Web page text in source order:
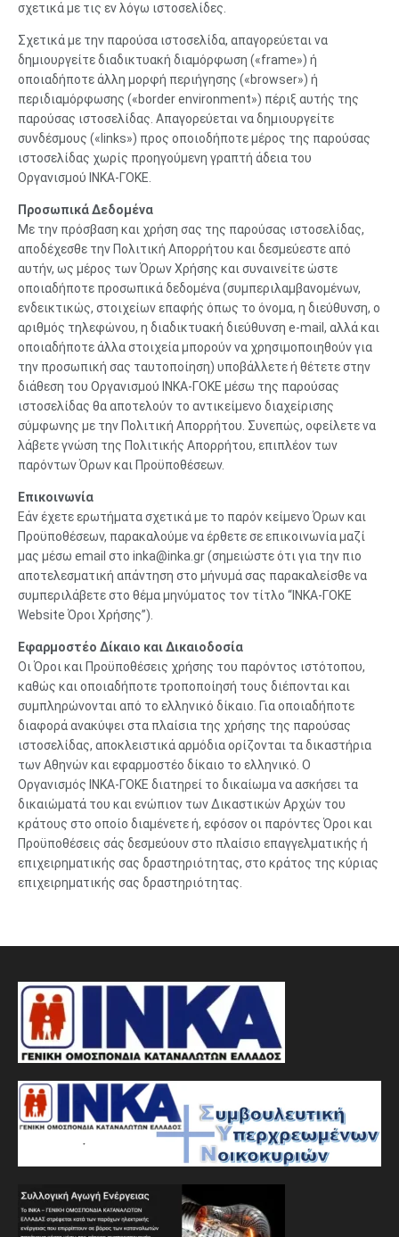
σχετικά με τις εν λόγω ιστοσελίδες.
Σχετικά με την παρούσα ιστοσελίδα, απαγορεύεται να
δημιουργείτε διαδικτυακή διαμόρφωση («frame») ή
οποιαδήποτε άλλη μορφή περιήγησης («browser») ή
περιδιαμόρφωσης («border environment») πέριξ αυτής της
παρούσας ιστοσελίδας. Απαγορεύεται να δημιουργείτε
συνδέσμους («links») προς οποιοδήποτε μέρος της παρούσας
ιστοσελίδας χωρίς προηγούμενη γραπτή άδεια του
Οργανισμού ΙΝΚΑ-ΓΟΚΕ.
Προσωπικά Δεδομένα
Με την πρόσβαση και χρήση σας της παρούσας ιστοσελίδας,
αποδέχεσθε την Πολιτική Απορρήτου και δεσμεύεστε από
αυτήν, ως μέρος των Όρων Χρήσης και συναινείτε ώστε
οποιαδήποτε προσωπικά δεδομένα (συμπεριλαμβανομένων,
ενδεικτικώς, στοιχείων επαφής όπως το όνομα, η διεύθυνση, ο
αριθμός τηλεφώνου, η διαδικτυακή διεύθυνση e-mail, αλλά και
οποιαδήποτε άλλα στοιχεία μπορούν να χρησιμοποιηθούν για
την προσωπική σας ταυτοποίηση) υποβάλλετε ή θέτετε στην
διάθεση του Οργανισμού ΙΝΚΑ-ΓΟΚΕ μέσω της παρούσας
ιστοσελίδας θα αποτελούν το αντικείμενο διαχείρισης
σύμφωνης με την Πολιτική Απορρήτου. Συνεπώς, οφείλετε να
λάβετε γνώση της Πολιτικής Απορρήτου, επιπλέον των
παρόντων Όρων και Προϋποθέσεων.
Επικοινωνία
Εάν έχετε ερωτήματα σχετικά με το παρόν κείμενο Όρων και
Προϋποθέσεων, παρακαλούμε να έρθετε σε επικοινωνία μαζί
μας μέσω email στο inka@inka.gr (σημειώστε ότι για την πιο
αποτελεσματική απάντηση στο μήνυμά σας παρακαλείσθε να
συμπεριλάβετε στο θέμα μηνύματος τον τίτλο “ΙΝΚΑ-ΓΟΚΕ
Website Όροι Χρήσης”).
Εφαρμοστέο Δίκαιο και Δικαιοδοσία
Οι Όροι και Προϋποθέσεις χρήσης του παρόντος ιστότοπου,
καθώς και οποιαδήποτε τροποποίησή τους διέπονται και
συμπληρώνονται από το ελληνικό δίκαιο. Για οποιαδήποτε
διαφορά ανακύψει στα πλαίσια της χρήσης της παρούσας
ιστοσελίδας, αποκλειστικά αρμόδια ορίζονται τα δικαστήρια
των Αθηνών και εφαρμοστέο δίκαιο το ελληνικό. Ο
Οργανισμός ΙΝΚΑ-ΓΟΚΕ διατηρεί το δικαίωμα να ασκήσει τα
δικαιώματά του και ενώπιον των Δικαστικών Αρχών του
κράτους στο οποίο διαμένετε ή, εφόσον οι παρόντες Όροι και
Προϋποθέσεις σάς δεσμεύουν στο πλαίσιο επαγγελματικής ή
επιχειρηματικής σας δραστηριότητας, στο κράτος της κύριας
επιχειρηματικής σας δραστηριότητας.